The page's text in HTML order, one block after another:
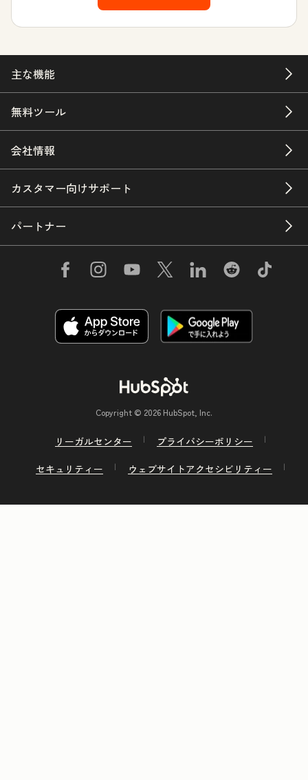
主な機能
無料ツール
会社情報
カスタマー向けサポート
パートナー
Copyright © 2026 HubSpot, Inc.
リーガルセンター
プライバシーポリシー
セキュリティー
ウェブサイトアクセシビリティー